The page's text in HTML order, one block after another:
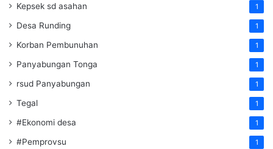
Kepsek sd asahan 1
Desa Runding 1
Korban Pembunuhan 1
Panyabungan Tonga 1
rsud Panyabungan 1
Tegal 1
#Ekonomi desa 1
#Pemprovsu 1